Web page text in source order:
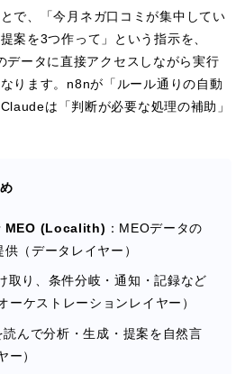
で、「今月ネガ口コミが集中してい
案を3つ作って」という指示を、
ータに直接アクセスしながら実行
ります。n8nが「ルール通りの自動
は「判断が必要な処理の補助」
MEO (Localith) ：MEOデータの
（データレイヤー）
取り、条件分岐・通知・記録など
ーケストレーションレイヤー）
読んで分析・生成・提案を自然言
ー）